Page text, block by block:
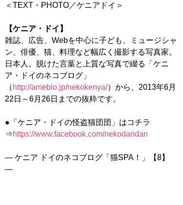
＜TEXT・PHOTO／ケニアドイ＞
【ケニア・ドイ】
雑誌、広告、Webを中心に子ども、ミュージシャ
ン、俳優、猫、料理など幅広く撮影する写真家。
日本人。脱けた言葉と上質な写真で綴る「ケニ
ア・ドイのネコブログ」
（ http://ameblo.jp/nekokenya/）から、2013年6月
22日～6月26日までの抜粋です。
●「ケニア・ドイの怪盗猫団団」はコチラ
⇒https://www.facebook.com/nekodandan
― ケニア ドイのネコブログ「猫SPA！」【8】
―